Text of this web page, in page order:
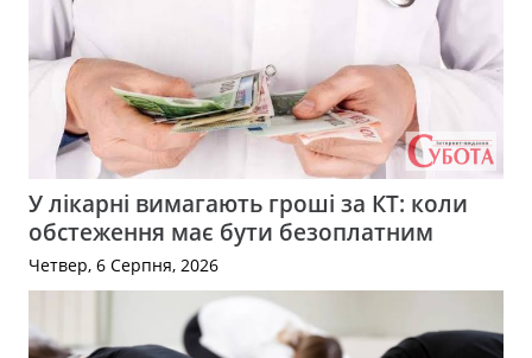
У лікарні вимагають гроші за КТ: коли
обстеження має бути безоплатним
Четвер, 6 Серпня, 2026